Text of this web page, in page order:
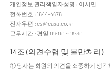
개인정보 관리책임자성명 : 이시민
전화번호 : 1644-4676
전자우편 : cs@casa.co.kr
근무시간 : 평일 09:00 ~ 16:30
14조 (의견수렴 및 불만처리)
① 당사는 회원의 의견을 소중하게 생